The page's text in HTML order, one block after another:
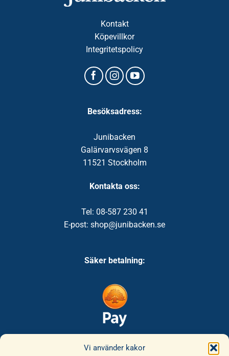
Vi använder kakor
Kontakt
Köpevillkor
Integritetspolicy
Besöksadress:
Junibacken
Galärvarvsvägen 8
11521 Stockholm
Kontakta oss:
Tel: 08-587 230 41
E-post: shop@junibacken.se
Säker betalning:
Säker leverans: